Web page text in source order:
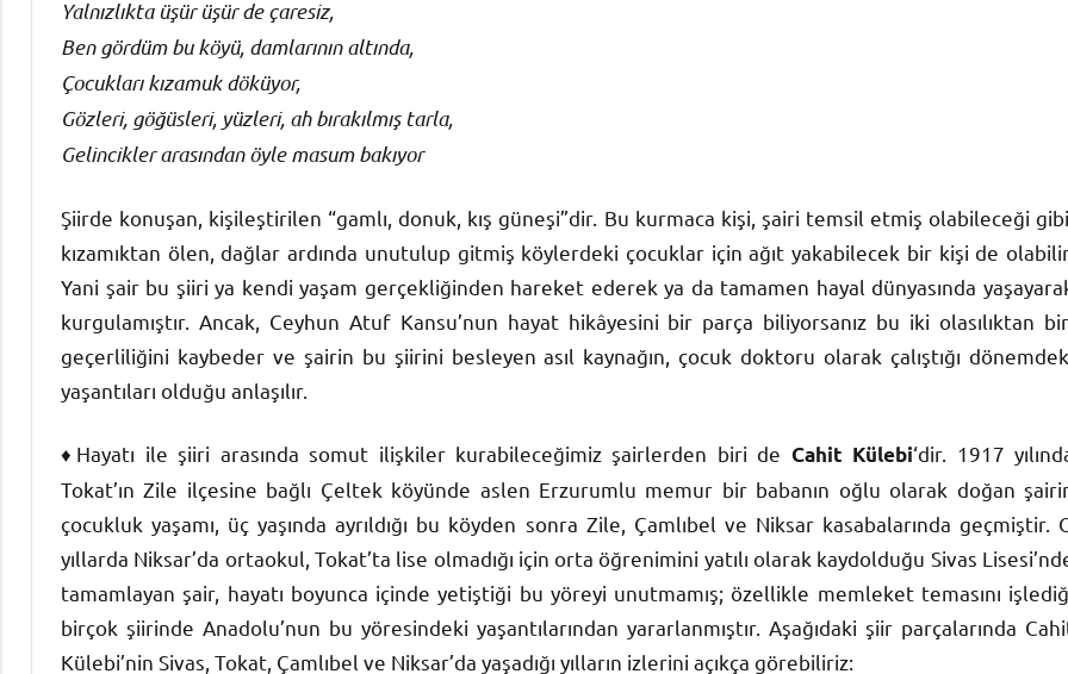
Yalnızlıkta üşür üşür de çaresiz,
Ben gördüm bu köyü, damlarının altında,
Çocukları kızamuk döküyor,
Gözleri, göğüsleri, yüzleri, ah bırakılmış tarla,
Gelincikler arasından öyle masum bakıyor
Şiirde konuşan, kişileştirilen “gamlı, donuk, kış güneşi”dir. Bu kurmaca kişi, şairi temsil etmiş olabileceği gibi,
kızamıktan ölen, dağlar ardında unutulup gitmiş köylerdeki çocuklar için ağıt yakabilecek bir kişi de
Yani şair bu şiiri ya kendi yaşam gerçekliğinden hareket ederek ya da tamamen hayal dünyasında
kurgulamıştır. Ancak, Ceyhun Atuf Kansu’nun hayat hikâyesini bir parça biliyorsanız bu iki olasılıktan
geçerliliğini kaybeder ve şairin bu şiirini besleyen asıl kaynağın, çocuk doktoru olarak çalıştığı
yaşantıları olduğu anlaşılır.
♦Hayatı ile şiiri arasında somut ilişkiler kurabileceğimiz şairlerden biri de Cahit Külebi‘dir. 1917
Tokat’ın Zile ilçesine bağlı Çeltek köyünde aslen Erzurumlu memur bir babanın oğlu olarak doğan
çocukluk yaşamı, üç yaşında ayrıldığı bu köyden sonra Zile, Çamlıbel ve Niksar kasabalarında geçmiştir.
yıllarda Niksar’da ortaokul, Tokat’ta lise olmadığı için orta öğrenimini yatılı olarak kaydolduğu Sivas
tamamlayan şair, hayatı boyunca içinde yetiştiği bu yöreyi unutmamış; özellikle memleket temasını
birçok şiirinde Anadolu’nun bu yöresindeki yaşantılarından yararlanmıştır. Aşağıdaki şiir parçalarında
Külebi’nin Sivas, Tokat, Çamlıbel ve Niksar’da yaşadığı yılların izlerini açıkça görebiliriz: